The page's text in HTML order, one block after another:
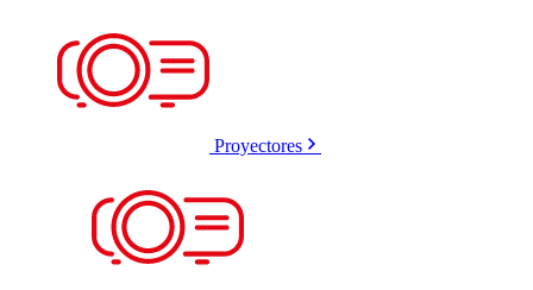
Proyectores